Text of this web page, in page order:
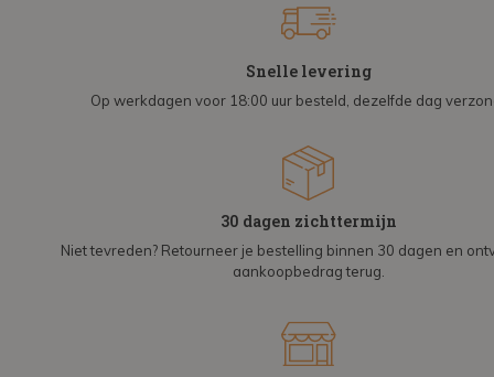
Snelle levering
Op werkdagen voor 18:00 uur besteld, dezelfde dag
30 dagen zichttermijn
Niet tevreden? Retourneer je bestelling binnen 30 dagen en
aankoopbedrag terug.